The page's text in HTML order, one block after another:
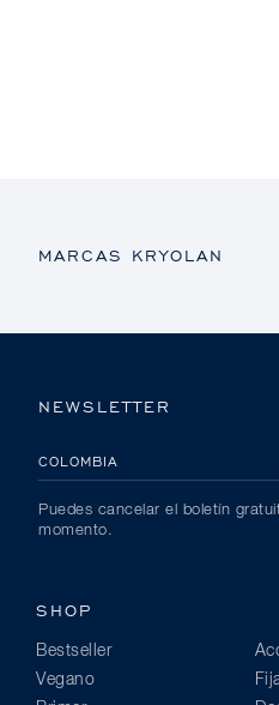
MARCAS KRYOLAN
NEWSLETTER
Puedes cancelar el boletín
momento.
SHOP
Bestseller
Vegano